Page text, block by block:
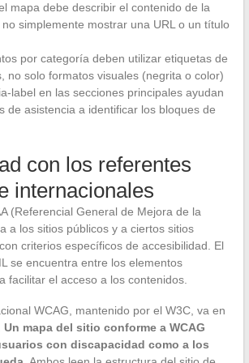
mapa debe describir el contenido de la
simplemente mostrar una URL o un título
por categoría deben utilizar etiquetas de
no solo formatos visuales (negrita o color)
label en las secciones principales ayudan
de asistencia a identificar los bloques de
con los referentes
internacionales
(Referencial General de Mejora de la
a los sitios públicos y a ciertos sitios
criterios específicos de accesibilidad. El
se encuentra entre los elementos
facilitar el acceso a los contenidos.
WCAG, mantenido por el W3C, va en
Un mapa del sitio conforme a WCAG
con discapacidad como a los